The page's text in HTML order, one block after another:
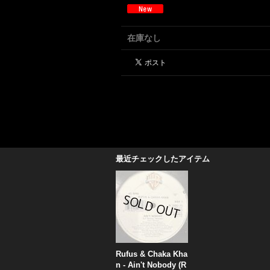
在庫なし
最近チェックしたアイテム
Rufus & Chaka Kha
n - Ain't Nobody (R